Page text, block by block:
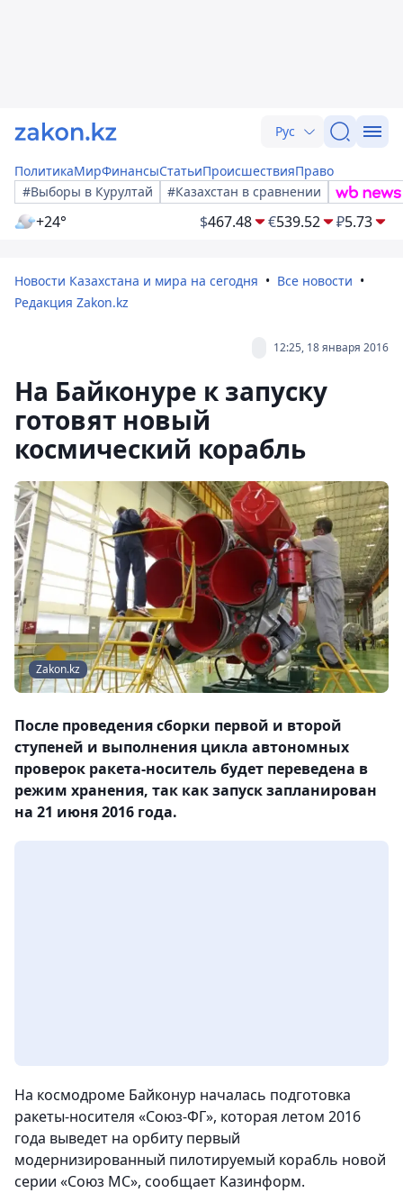
Рус
ПолитикаМирФинансыСтатьиПроисшествияПраво
#Выборы в Курултай
#Казахстан в сравнении
+24° $467.48 €539.52 ₽5.73
Новости Казахстана и мира на сегодня
Все новости
Редакция Zakon.kz
12:25, 18 января 2016
На Байконуре к запуску
готовят новый
космический корабль
Zakon.kz
После проведения сборки первой и второй
ступеней и выполнения цикла автономных
проверок ракета-носитель будет переведена в
режим хранения, так как запуск запланирован
на 21 июня 2016 года.
На космодроме Байконур началась подготовка
ракеты-носителя «Союз-ФГ», которая летом 2016
года выведет на орбиту первый
модернизированный пилотируемый корабль новой
серии «Союз МС», сообщает Казинформ.